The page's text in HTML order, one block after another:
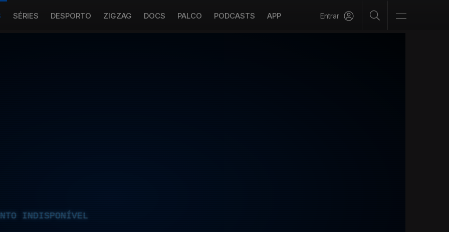
SÉRIES DESPORTO ZIGZAG DOCS PALCO PODCASTS APP Entrar
INDISPONÍVEL